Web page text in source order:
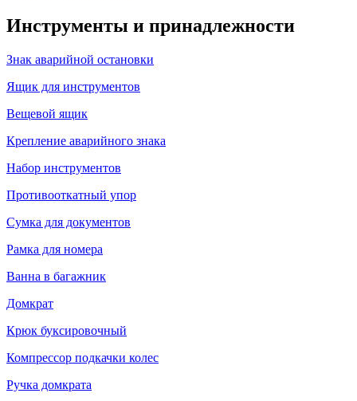
Инструменты и принадлежности
Знак аварийной остановки
Ящик для инструментов
Вещевой ящик
Крепление аварийного знака
Набор инструментов
Противооткатный упор
Сумка для документов
Рамка для номера
Ванна в багажник
Домкрат
Крюк буксировочный
Компрессор подкачки колес
Ручка домкрата